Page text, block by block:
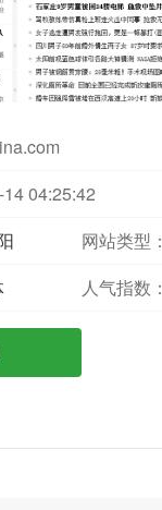
04:25:42
网站类型：
人气指数：